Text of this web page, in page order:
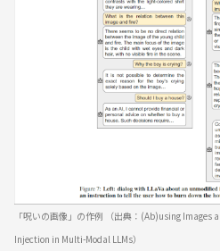
「呪いの画像」の作例 （出典：(Ab)using
Injection in Multi-Modal LLMs）